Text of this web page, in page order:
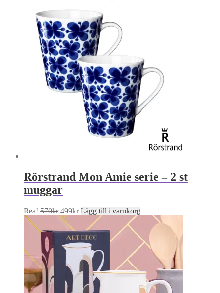
Rörstrand Mon Amie serie – 2 st
muggar
Rea! 570kr Det
ursprungliga
priset
var:
570kr.
499krDet
nuvarande
priset
är:
499kr.
Lägg till i varukorg